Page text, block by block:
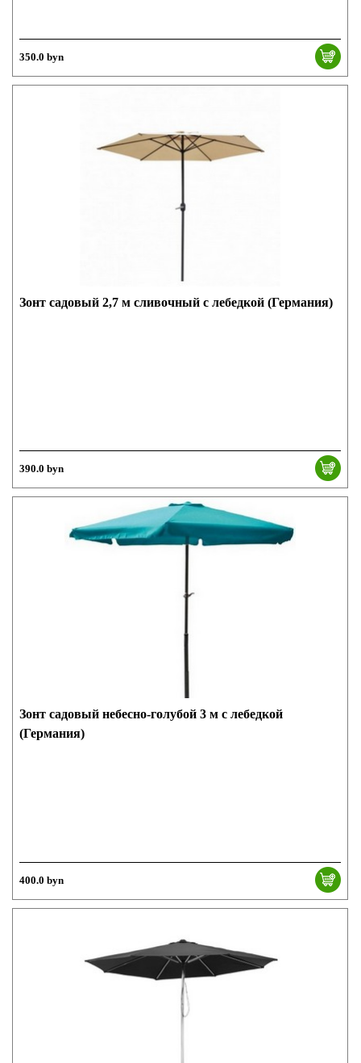
350.0 byn
Зонт садовый 2,7 м сливочный с лебедкой (Германия)
390.0 byn
Зонт садовый небесно-голубой 3 м с лебедкой
(Германия)
400.0 byn